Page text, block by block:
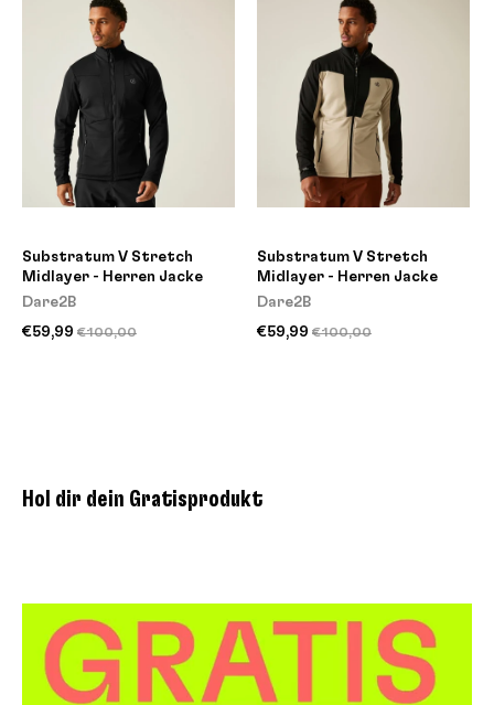
Substratum V Stretch
Midlayer - Herren Jacke
Dare2B
€59,99 €100,00
Substratum V Stretch
Midlayer - Herren Jacke
Dare2B
€59,99 €100,00
Hol dir dein Gratisprodukt